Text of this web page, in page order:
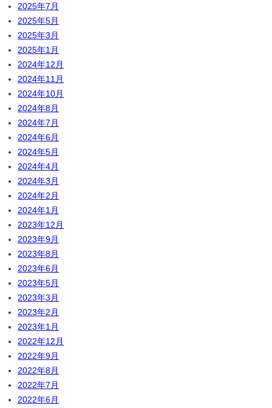
2025年7月
2025年5月
2025年3月
2025年1月
2024年12月
2024年11月
2024年10月
2024年8月
2024年7月
2024年6月
2024年5月
2024年4月
2024年3月
2024年2月
2024年1月
2023年12月
2023年9月
2023年8月
2023年6月
2023年5月
2023年3月
2023年2月
2023年1月
2022年12月
2022年9月
2022年8月
2022年7月
2022年6月